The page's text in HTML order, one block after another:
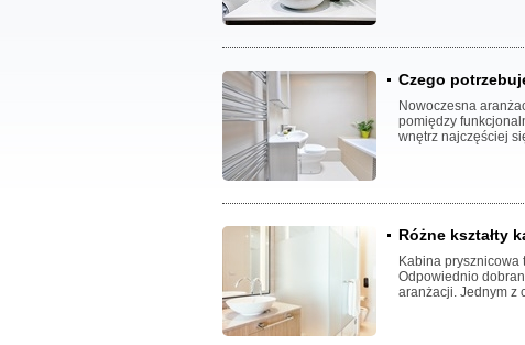
Czego
Nowoczesna
pomiędzy
wnętrz najczęściej
Różne kształty
Kabina prysznicowa
Odpowiednio
aranżacji. Jednym z